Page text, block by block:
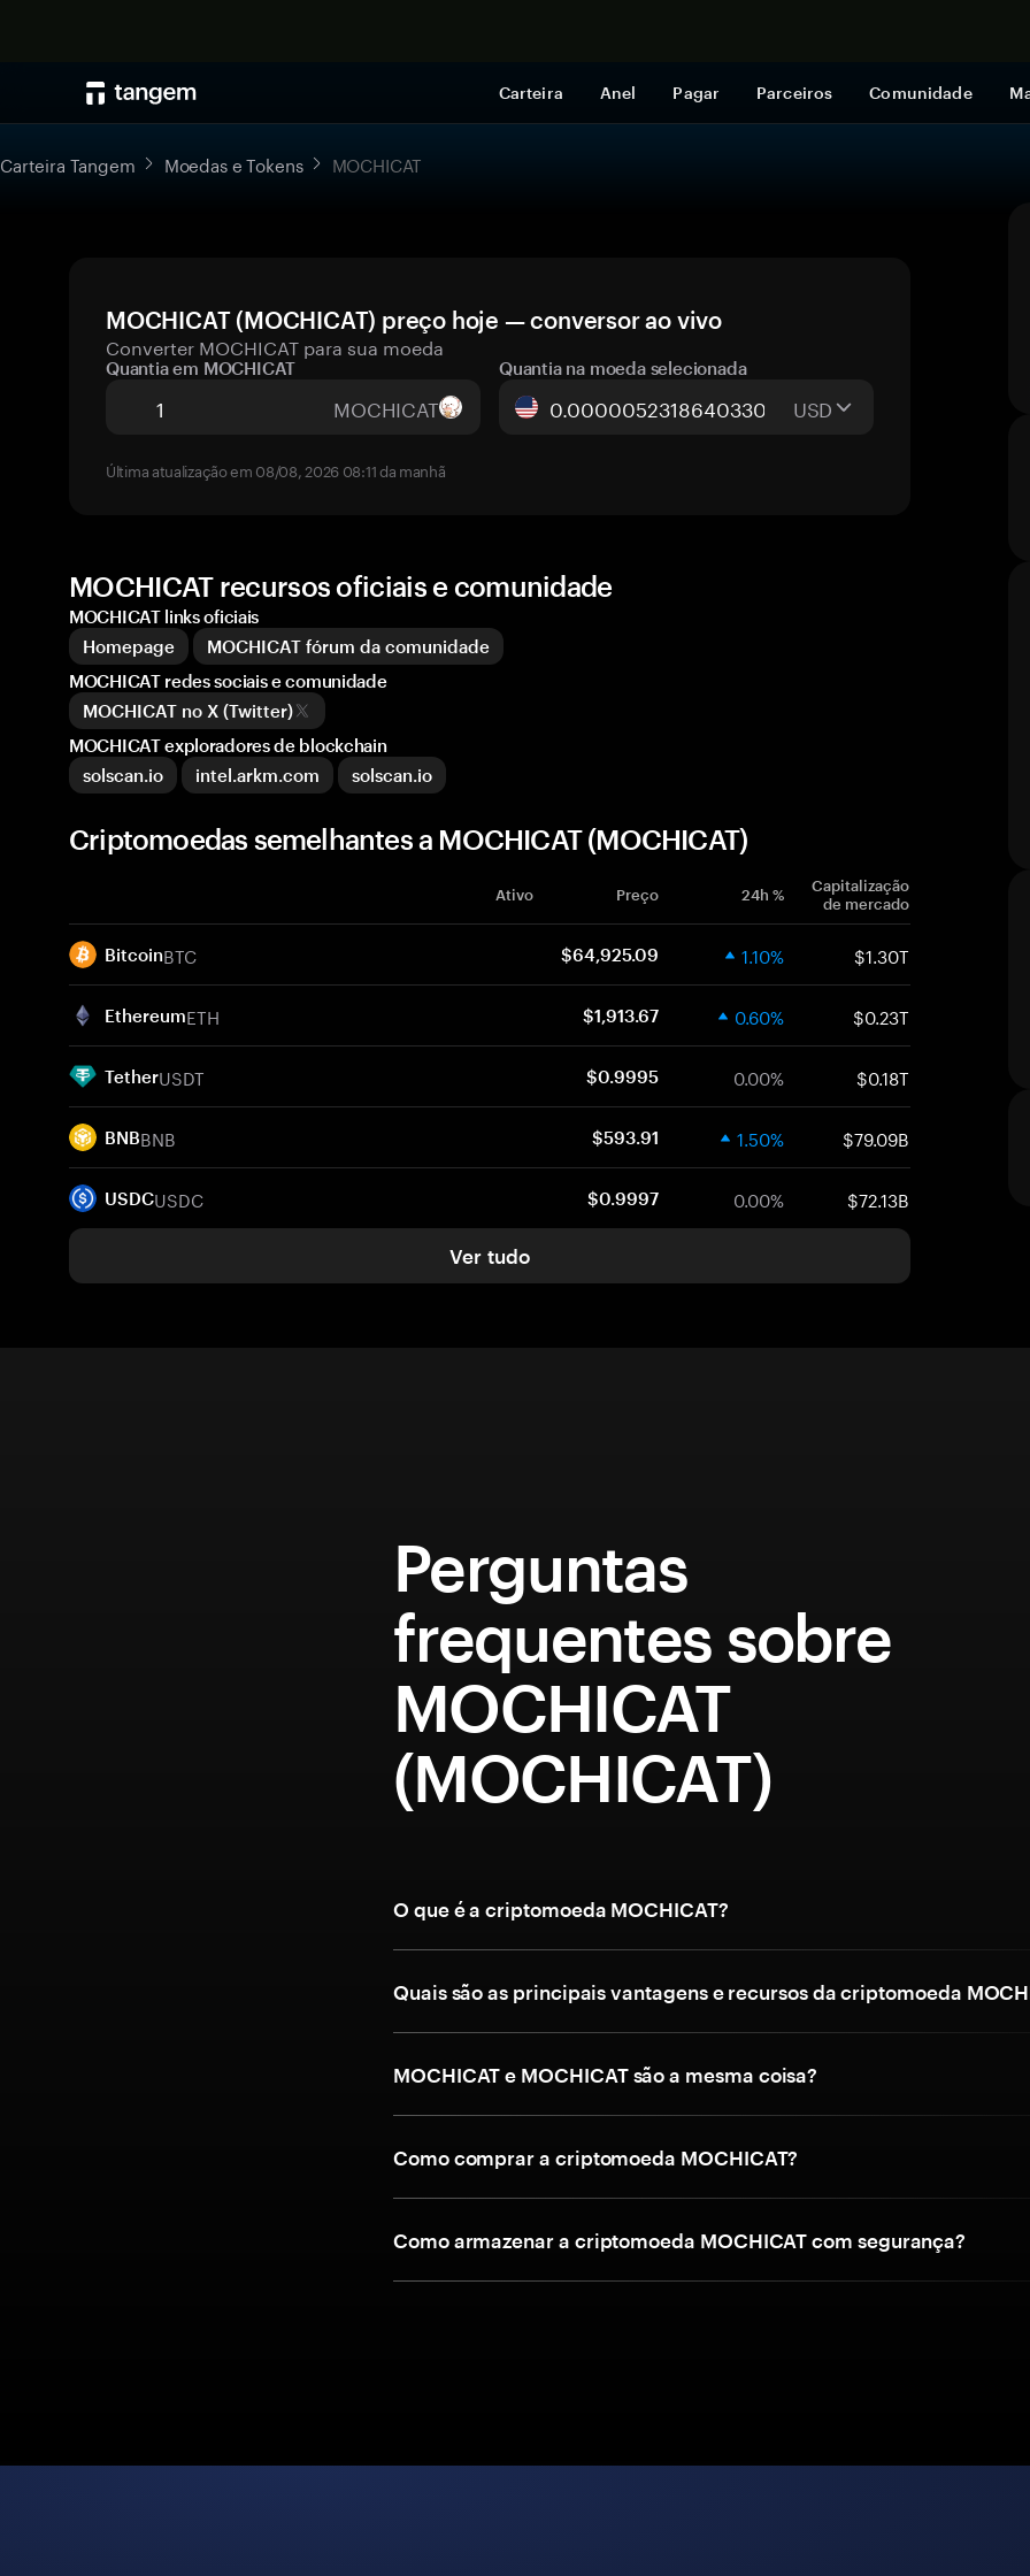
Carteira Anel Pagar Parceiros Comunidade
Carteira Tangem Moedas e Tokens MOCHICAT
MOCHICAT (MOCHICAT) preço hoje — conversor ao vivo
Converter MOCHICAT para sua moeda
Quantia em MOCHICAT
MOCHICAT
Quantia na moeda selecionada
USD
Última atualização em 08/08, 2026 08:11 da manhã
MOCHICAT recursos oficiais e comunidade
MOCHICAT links oficiais
Homepage
MOCHICAT fórum da comunidade
MOCHICAT redes sociais e comunidade
MOCHICAT no X (Twitter)
MOCHICAT exploradores de blockchain
solscan.io
intel.arkm.com solscan.io
Criptomoedas semelhantes a MOCHICAT (MOCHICAT)
Ativo Preço 24h %
Capitalização
de mercado
BitcoinBTC $64,925.09 1.10% $1.30T
EthereumETH $1,913.67 0.60% $0.23T
TetherUSDT $0.9995 0.00% $0.18T
BNBBNB $593.91 1.50% $79.09B
USDCUSDC $0.9997 0.00% $72.13B
Ver tudo
Perguntas
frequentes sobre
MOCHICAT
(MOCHICAT)
O que é a criptomoeda MOCHICAT?
Quais são as principais vantagens e recursos da criptomoeda
MOCHICAT e MOCHICAT são a mesma coisa?
Como comprar a criptomoeda MOCHICAT?
Como armazenar a criptomoeda MOCHICAT com segurança?